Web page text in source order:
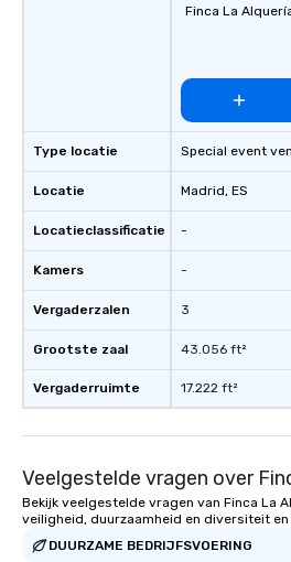
Type locatie
Locatie
Locatieclassificatie
Kamers
Vergaderzalen
Grootste zaal
Vergaderruimte
Finca La
Special event
Madrid, ES
-
-
3
43.056 ft²
17.222 ft²
Veelgestelde vragen over
Bekijk veelgestelde vragen van Finca La
veiligheid, duurzaamheid en diversiteit en
DUURZAME BEDRIJFSVOERING